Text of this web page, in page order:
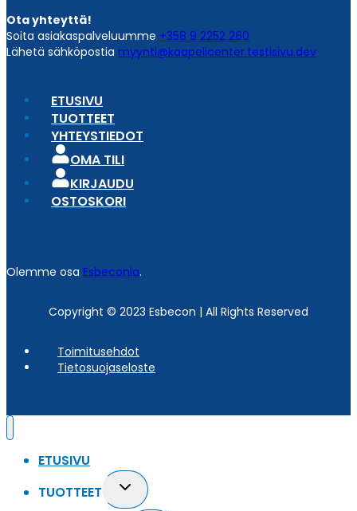
Ota yhteyttä!
Soita asiakaspalveluumme +358 9 2252 260
Lähetä sähköpostia myynti@kaapelicenter.testisivu.dev
ETUSIVU
TUOTTEET
YHTEYSTIEDOT
OMA TILI
KIRJAUDU
OSTOSKORI
Olemme osa Esbeconia.
Copyright © 2023 Esbecon | All Rights Reserved
Toimitusehdot
Tietosuojaseloste
ETUSIVU
TUOTTEET
Toggle
child